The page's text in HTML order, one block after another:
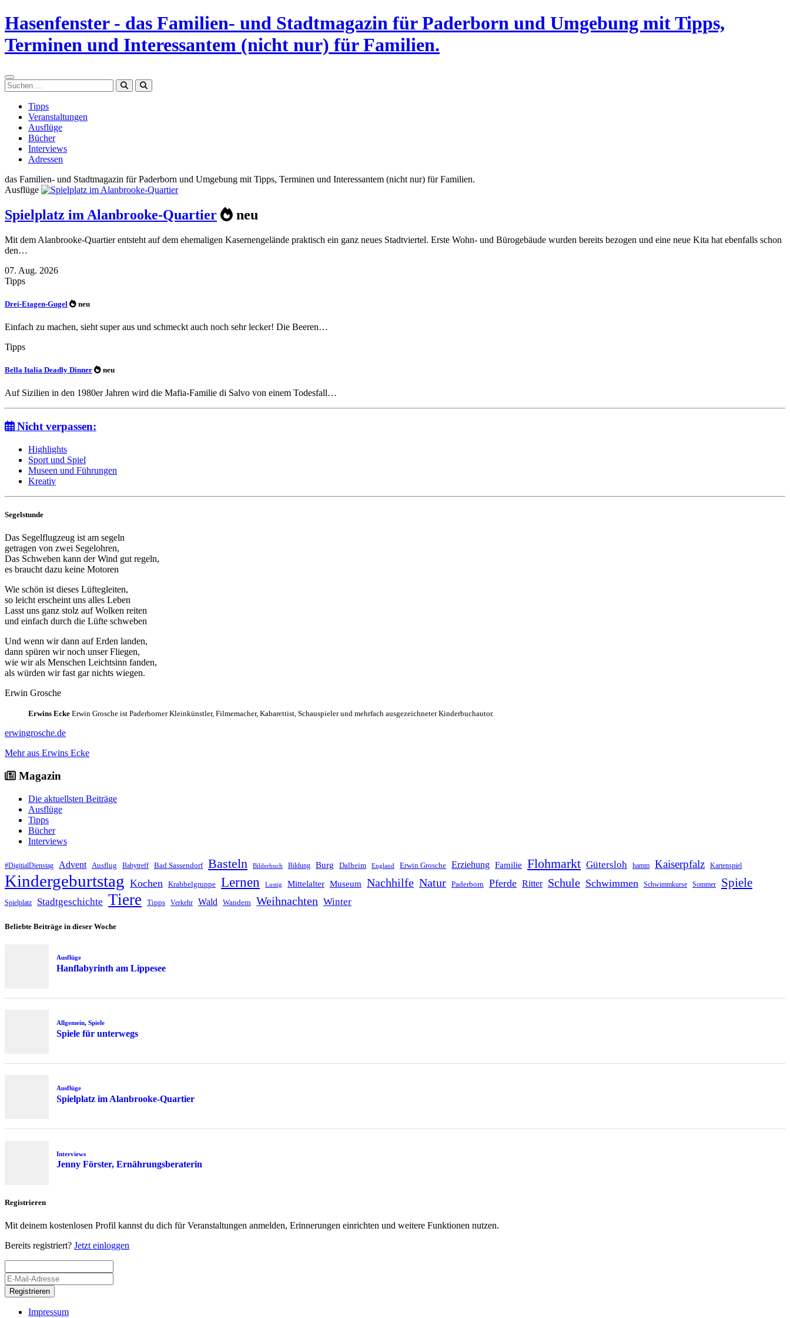
Zum
Inhalt
springen
Hasenfenster - das Familien- und Stadtmagazin für Paderborn und Umgebung mit Tipps,
Terminen und Interessantem (nicht nur) für Familien.
Suchen
Tipps
Veranstaltungen
Ausflüge
Bücher
Interviews
Adressen
das Familien- und Stadtmagazin für Paderborn und Umgebung mit Tipps, Terminen und Interessantem (nicht nur) für Familien.
Ausflüge
Spielplatz im Alanbrooke-Quartier neu
Mit dem Alanbrooke-Quartier entsteht auf dem ehemaligen Kasernengelände praktisch ein ganz neues Stadtviertel. Erste Wohn- und Bürogebäude wurden bereits bezogen und eine neue Kita hat ebenfalls schon
den…
07. Aug. 2026
Tipps
Drei-Etagen-Gugel neu
Einfach zu machen, sieht super aus und schmeckt auch noch sehr lecker! Die Beeren…
Tipps
Bella Italia Deadly Dinner neu
Auf Sizilien in den 1980er Jahren wird die Mafia-Familie di Salvo von einem Todesfall…
Nicht verpassen:
Highlights
Sport und Spiel
Museen und Führungen
Kreativ
Segelstunde
Das Segelflugzeug ist am segeln
getragen von zwei Segelohren,
Das Schweben kann der Wind gut regeln,
es braucht dazu keine Motoren
Wie schön ist dieses Lüftegleiten,
so leicht erscheint uns alles Leben
Lasst uns ganz stolz auf Wolken reiten
und einfach durch die Lüfte schweben
Und wenn wir dann auf Erden landen,
dann spüren wir noch unser Fliegen,
wie wir als Menschen Leichtsinn fanden,
als würden wir fast gar nichts wiegen.
Erwin Grosche
Erwins Ecke Erwin Grosche ist Paderborner Kleinkünstler, Filmemacher, Kabarettist, Schauspieler und mehrfach ausgezeichneter Kinderbuchautor.
erwingrosche.de
Mehr aus Erwins Ecke
Magazin
Die aktuellsten Beiträge
Ausflüge
Tipps
Bücher
Interviews
#DigitialDienstag Advent Ausflug Babytreff Bad Sassendorf Basteln Bilderbuch Bildung Burg Dalheim England Erwin Grosche Erziehung Familie Flohmarkt Gütersloh hamm Kaiserpfalz Kartenspiel
Kindergeburtstag Kochen Krabbelgruppe Lernen Lustig Mittelalter Museum Nachhilfe Natur Paderborn Pferde Ritter Schule Schwimmen Schwimmkurse Sommer Spiele
Spielplatz Stadtgeschichte Tiere Tipps Verkehr Wald Wandern Weihnachten Winter
Beliebte Beiträge in dieser Woche
Ausflüge
Hanflabyrinth am Lippesee
Allgemein, Spiele
Spiele für unterwegs
Ausflüge
Spielplatz im Alanbrooke-Quartier
Interviews
Jenny Förster, Ernährungsberaterin
Registrieren
Mit deinem kostenlosen Profil kannst du dich für Veranstaltungen anmelden, Erinnerungen einrichten und weitere Funktionen nutzen.
Bereits registriert? Jetzt einloggen
Registrieren
Impressum